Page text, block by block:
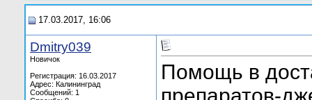
17.03.2017, 16:06
Dmitry039
Новичок
Регистрация: 16.03.2017
Адрес: Калининград
Сообщений: 1
Помощь в